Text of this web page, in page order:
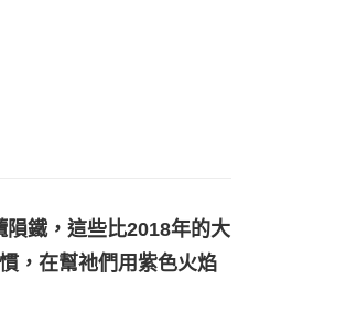
免運費
鐵，這些比2018年的大
，在幫祂們用紫色火焰